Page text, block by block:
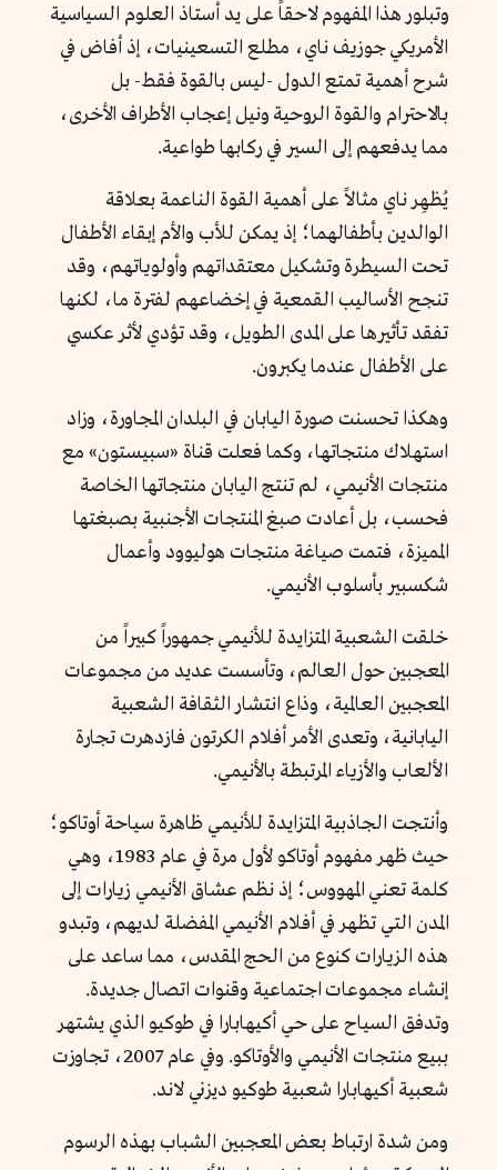
وتبلور هذا المفهوم لاحقاً على يد أستاذ العلوم السياسية
الأمريكي جوزيف ناي، مطلع التسعينيات، إذ أفاض في
شرح أهمية تمتع الدول -ليس بالقوة فقط- بل
بالاحترام والقوة الروحية ونيل إعجاب الأطراف الأخرى،
مما يدفعهم إلى السير في ركابها طواعية.
يُظهِر ناي مثالاً على أهمية القوة الناعمة بعلاقة
الوالدين بأطفالهما؛ إذ يمكن للأب والأم إبقاء الأطفال
تحت السيطرة وتشكيل معتقداتهم وأولوياتهم، وقد
تنجح الأساليب القمعية في إخضاعهم لفترة ما، لكنها
تفقد تأثيرها على المدى الطويل، وقد تؤدي لأثر عكسي
على الأطفال عندما يكبرون.
وهكذا تحسنت صورة اليابان في البلدان المجاورة، وزاد
استهلاك منتجاتها، وكما فعلت قناة «سبيستون» مع
منتجات الأنيمي، لم تنتج اليابان منتجاتها الخاصة
فحسب، بل أعادت صبغ المنتجات الأجنبية بصبغتها
المميزة، فتمت صياغة منتجات هوليوود وأعمال
شكسبير بأسلوب الأنيمي.
خلقت الشعبية المتزايدة للأنيمي جمهوراً كبيراً من
المعجبين حول العالم، وتأسست عديد من مجموعات
المعجبين العالمية، وذاع انتشار الثقافة الشعبية
اليابانية، وتعدى الأمر أفلام الكرتون فازدهرت تجارة
الألعاب والأزياء المرتبطة بالأنيمي.
وأنتجت الجاذبية المتزايدة للأنيمي ظاهرة سياحة أوتاكو؛
حيث ظهر مفهوم أوتاكو لأول مرة في عام 1983، وهي
كلمة تعني المهووس؛ إذ نظم عشاق الأنيمي زيارات إلى
المدن التي تظهر في أفلام الأنيمي المفضلة لديهم، وتبدو
هذه الزيارات كنوع من الحج المقدس، مما ساعد على
إنشاء مجموعات اجتماعية وقنوات اتصال جديدة.
وتدفق السياح على حي أكيهابارا في طوكيو الذي يشتهر
ببيع منتجات الأنيمي والأوتاكو. وفي عام 2007، تجاوزت
شعبية أكيهابارا شعبية طوكيو ديزني لاند.
ومن شدة ارتباط بعض المعجبين الشباب بهذه الرسوم